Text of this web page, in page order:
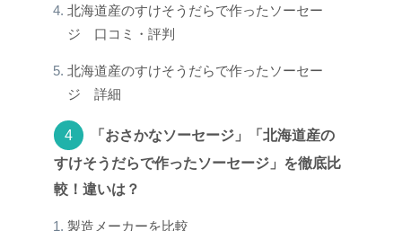
北海道産のすけそうだらで作ったソーセー
ジ 口コミ・評判
北海道産のすけそうだらで作ったソーセー
ジ 詳細
「おさかなソーセージ」「北海道産の
すけそうだらで作ったソーセージ」を徹底比
較！違いは？
製造メーカーを比較